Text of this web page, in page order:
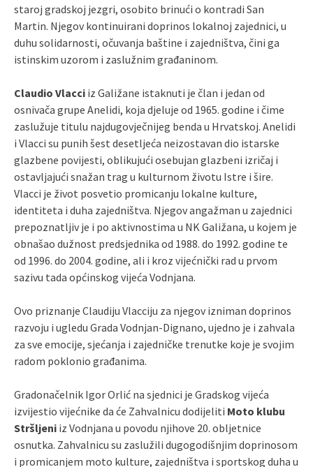
staroj gradskoj jezgri, osobito brinući o kontradi San
Martin. Njegov kontinuirani doprinos lokalnoj zajednici, u
duhu solidarnosti, očuvanja baštine i zajedništva, čini ga
istinskim uzorom i zaslužnim građaninom.
Claudio Vlacci iz Galižane istaknuti je član i jedan od
osnivača grupe Anelidi, koja djeluje od 1965. godine i čime
zaslužuje titulu najdugovječnijeg benda u Hrvatskoj. Anelidi
i Vlacci su punih šest desetljeća neizostavan dio istarske
glazbene povijesti, oblikujući osebujan glazbeni izričaj i
ostavljajući snažan trag u kulturnom životu Istre i šire.
Vlacci je život posvetio promicanju lokalne kulture,
identiteta i duha zajedništva. Njegov angažman u zajednici
prepoznatljiv je i po aktivnostima u NK Galižana, u kojem je
obnašao dužnost predsjednika od 1988. do 1992. godine te
od 1996. do 2004. godine, ali i kroz vijećnički rad u prvom
sazivu tada općinskog vijeća Vodnjana.
Ovo priznanje Claudiju Vlacciju za njegov izniman doprinos
razvoju i ugledu Grada Vodnjan-Dignano, ujedno je i zahvala
za sve emocije, sjećanja i zajedničke trenutke koje je svojim
radom poklonio građanima.
Gradonačelnik Igor Orlić na sjednici je Gradskog vijeća
izvijestio vijećnike da će Zahvalnicu dodijeliti Moto klubu
Stršljeni iz Vodnjana u povodu njihove 20. obljetnice
osnutka. Zahvalnicu su zaslužili dugogodišnjim doprinosom
i promicanjem moto kulture, zajedništva i sportskog duha u